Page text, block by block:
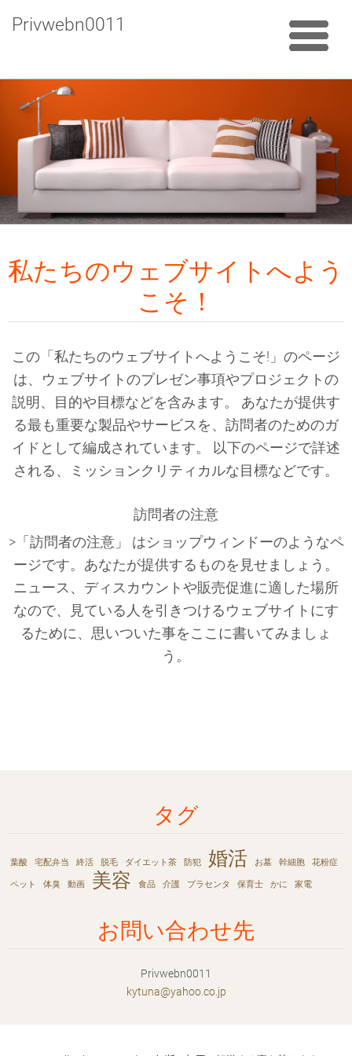
Privwebn0011
私たちのウェブサイトへよう
こそ！
この「私たちのウェブサイトへようこそ!」のページ
は、ウェブサイトのプレゼン事項やプロジェクトの
説明、目的や目標などを含みます。 あなたが提供す
る最も重要な製品やサービスを、訪問者のためのガ
イドとして編成されています。 以下のページで詳述
される、ミッションクリティカルな目標などです。
訪問者の注意
>「訪問者の注意」 はショップウィンドーのようなペ
ージです。あなたが提供するものを見せましょう。
ニュース、ディスカウントや販売促進に適した場所
なので、見ている人を引きつけるウェブサイトにす
るために、思いついた事をここに書いてみましょ
う。
タグ
葉酸 宅配弁当 終活 脱毛 ダイエット茶 防犯 婚活 お墓 幹細胞 花粉症
ペット 体臭 動画 美容 食品 介護 プラセンタ 保育士 かに 家電
お問い合わせ先
Privwebn0011
kytuna@yahoo.co. jp